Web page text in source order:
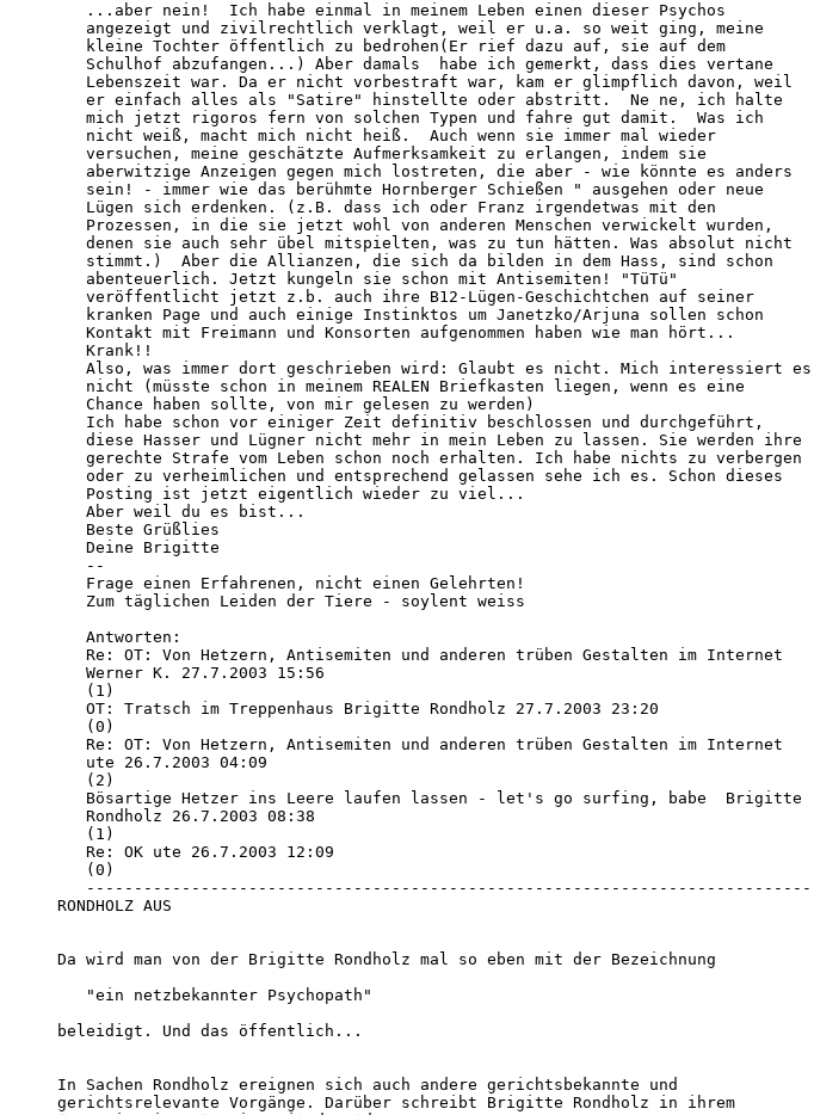
   ...aber nein!  Ich habe einmal in meinem Leben einen dieser Psychos
   angezeigt und zivilrechtlich verklagt, weil er u.a. so weit ging, meine
   kleine Tochter öffentlich zu bedrohen(Er rief dazu auf, sie auf dem
   Schulhof abzufangen...) Aber damals  habe ich gemerkt, dass dies vertane
   Lebenszeit war. Da er nicht vorbestraft war, kam er glimpflich davon, weil
   er einfach alles als "Satire" hinstellte oder abstritt.  Ne ne, ich halte
   mich jetzt rigoros fern von solchen Typen und fahre gut damit.  Was ich
   nicht weiß, macht mich nicht heiß.  Auch wenn sie immer mal wieder
   versuchen, meine geschätzte Aufmerksamkeit zu erlangen, indem sie
   aberwitzige Anzeigen gegen mich lostreten, die aber - wie könnte es anders
   sein! - immer wie das berühmte Hornberger Schießen " ausgehen oder neue
   Lügen sich erdenken. (z.B. dass ich oder Franz irgendetwas mit den
   Prozessen, in die sie jetzt wohl von anderen Menschen verwickelt wurden,
   denen sie auch sehr übel mitspielten, was zu tun hätten. Was absolut nicht
   stimmt.)  Aber die Allianzen, die sich da bilden in dem Hass, sind schon
   abenteuerlich. Jetzt kungeln sie schon mit Antisemiten! "TüTü"
   veröffentlicht jetzt z.b. auch ihre B12-Lügen-Geschichtchen auf seiner
   kranken Page und auch einige Instinktos um Janetzko/Arjuna sollen schon
   Kontakt mit Freimann und Konsorten aufgenommen haben wie man hört...
   Krank!!
   Also, was immer dort geschrieben wird: Glaubt es nicht. Mich interessiert es
   nicht (müsste schon in meinem REALEN Briefkasten liegen, wenn es eine
   Chance haben sollte, von mir gelesen zu werden)
   Ich habe schon vor einiger Zeit definitiv beschlossen und durchgeführt,
   diese Hasser und Lügner nicht mehr in mein Leben zu lassen. Sie werden ihre
   gerechte Strafe vom Leben schon noch erhalten. Ich habe nichts zu verbergen
   oder zu verheimlichen und entsprechend gelassen sehe ich es. Schon dieses
   Posting ist jetzt eigentlich wieder zu viel...
   Aber weil du es bist...
   Beste Grüßlies
   Deine Brigitte
   --
   Frage einen Erfahrenen, nicht einen Gelehrten!
   Zum täglichen Leiden der Tiere - soylent weiss
   Antworten:
   Re: OT: Von Hetzern, Antisemiten und anderen trüben Gestalten im Internet
   Werner K. 27.7.2003 15:56
   (1)
   OT: Tratsch im Treppenhaus Brigitte Rondholz 27.7.2003 23:20
   (0)
   Re: OT: Von Hetzern, Antisemiten und anderen trüben Gestalten im Internet
   ute 26.7.2003 04:09
   (2)
   Bösartige Hetzer ins Leere laufen lassen - let's go surfing, babe  Brigitte
   Rondholz 26.7.2003 08:38
   (1)
   Re: OK ute 26.7.2003 12:09
   (0)
   ----------------------------------------------------------------------------
RONDHOLZ AUS
Da wird man von der Brigitte Rondholz mal so eben mit der Bezeichnung
   "ein netzbekannter Psychopath"
beleidigt. Und das öffentlich...
In Sachen Rondholz ereignen sich auch andere gerichtsbekannte und
gerichtsrelevante Vorgänge. Darüber schreibt Brigitte Rondholz in ihrem